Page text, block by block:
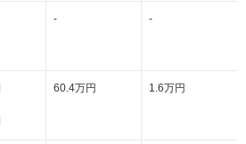
- -
60.4万円 1.6万円